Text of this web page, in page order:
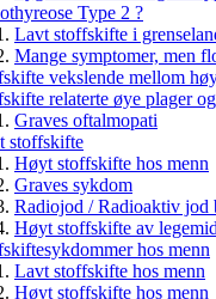
Type 2 ?
Lavt stoffskifte i
Mange symptomer, men
vekslende mellom
relaterte øye plager
Graves oftalmopati
stoffskifte
Høyt stoffskifte hos menn
Graves sykdom
Radiojod / Radioaktiv jod
Høyt stoffskifte av
hos menn
Lavt stoffskifte hos menn
Høyt stoffskifte hos menn